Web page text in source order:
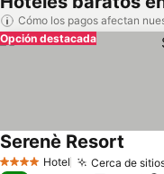
Cómo los pagos afectan
Opción destacada
4 EstrellasHotel Cerca de
Serenè Resort